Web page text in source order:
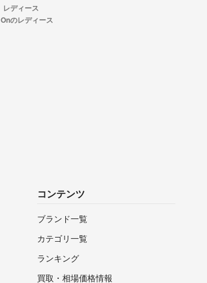
レディース
Onのレディース
コンテンツ
ブランド一覧
カテゴリ一覧
ランキング
買取・相場価格情報